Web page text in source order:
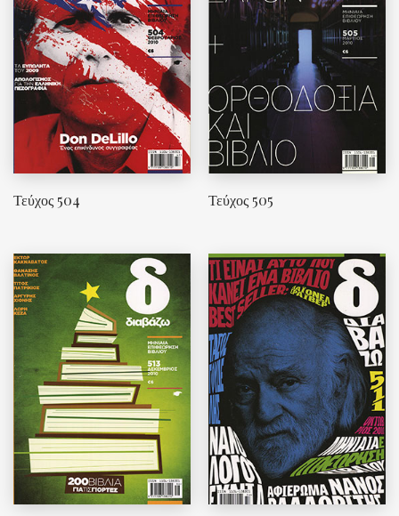
Τεύχος 504 Τεύχος 505